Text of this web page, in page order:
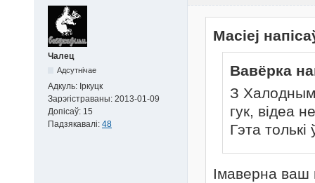
Чалец
Адсутнічае
Адкуль: Іркуцк
Зарэгістраваны: 2013-01-09
Допісаў: 15
Падзякавалі: 48
Maciej
Вавёрка
З Халодным
гук, відеа
Гэта
Імаверна ваш